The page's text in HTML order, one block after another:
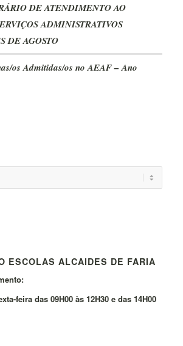
DE ATENDIMENTO AO
ADMINISTRATIVOS
DE AGOSTO
os Admitidas/os no AEAF – Ano
ESCOLAS ALCAIDES DE FARIA
feira das 09H00 às 12H30 e das 14H00